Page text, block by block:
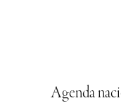
Agenda